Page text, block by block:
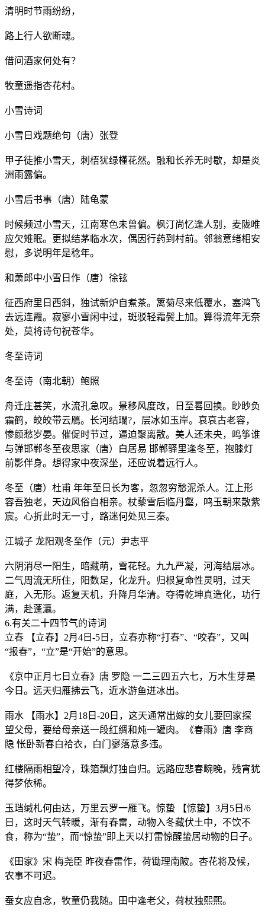
清明时节雨纷纷，
路上行人欲断魂。
借问酒家何处有？
牧童遥指杏花村。
小雪诗词
小雪日戏题绝句（唐）张登
甲子徒推小雪天，刺梧犹绿槿花然。融和长养无时歇，却是炎
洲雨露偏。
小雪后书事（唐）陆龟蒙
时候频过小雪天，江南寒色未曾偏。枫汀尚忆逢人别，麦陇唯
应欠雉眠。更拟结茅临水次，偶因行药到村前。邻翁意绪相安
慰，多说明年是稔年。
和萧郎中小雪日作（唐）徐铉
征西府里日西斜，独试新炉自煮茶。篱菊尽来低覆水，塞鸿飞
去远连霞。寂寥小雪闲中过，斑驳轻霜鬓上加。算得流年无奈
处，莫将诗句祝苍华。
冬至诗词
冬至诗（南北朝）鲍照
舟迁庄甚笑，水流孔急叹。景移风度改，日至晷回换。眇眇负
霜鹤，皎皎带云鴈。长河结瓓?，层冰如玉岸。哀哀古老容，
惨颜愁岁晏。催促时节过，逼迫聚离散。美人还未央，鸣筝谁
与弹邯郸冬至夜思家（唐）白居易 邯郸驿里逢冬至，抱膝灯
前影伴身。想得家中夜深坐，还应说着远行人。
冬至（唐）杜甫 年年至日长为客，忽忽穷愁泥杀人。江上形
容吾独老，天边风俗自相亲。杖藜雪后临丹壑，鸣玉朝来散紫
宸。心折此时无一寸，路迷何处见三秦。
江城子 龙阳观冬至作（元）尹志平
六阴消尽一阳生，暗藏萌，雪花轻。九九严凝，河海结层冰。
二气周流无所住，阳数足，化龙升。归根复命性灵明，过天
庭，入无形。返复天机，升降月华清。夺得乾坤真造化，功行
满，赴蓬瀛。
6.有关二十四节气的诗词
立春 【立春】2月4日-5日，立春亦称“打春”、“咬春”，又叫
“报春”，“立”是“开始”的意思。
《京中正月七日立春》唐 罗隐 一二三四五六七，万木生芽是
今日。远天归雁拂云飞，近水游鱼迸冰出。
雨水 【雨水】2月18日-20日，这天通常出嫁的女儿要回家探
望父母，要给母亲送一段红绸和炖一罐肉。《春雨》唐 李商
隐 怅卧新春白袷衣，白门寥落意多违。
红楼隔雨相望冷，珠箔飘灯独自归。远路应悲春畹晚，残宵犹
得梦依稀。
玉珰缄札何由达，万里云罗一雁飞。惊蛰 【惊蛰】3月5日/6
日，这时天气转暖，渐有春雷，动物入冬藏伏土中，不饮不
食，称为“蛰”，而“惊蛰”即上天以打雷惊醒蛰居动物的日子。
《田家》宋 梅尧臣 昨夜春雷作，荷锄理南陂。杏花将及候，
农事不可迟。
蚕女应自念，牧童仍我随。田中逢老父，荷杖独熙熙。